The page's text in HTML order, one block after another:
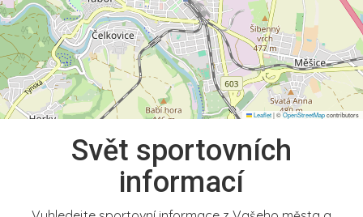
Leaflet|©OpenStreetMapcontributors
Svět sportovních
informací